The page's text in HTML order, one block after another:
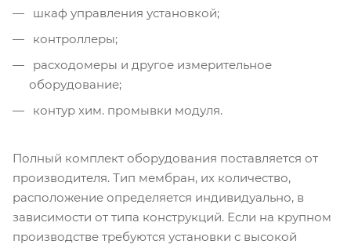
шкаф управления установкой;
контроллеры;
расходомеры и другое измерительное
оборудование;
контур хим. промывки модуля.
Полный комплект оборудования поставляется от
производителя. Тип мембран, их количество,
расположение определяется индивидуально, в
зависимости от типа конструкций. Если на крупном
производстве требуются установки с высокой